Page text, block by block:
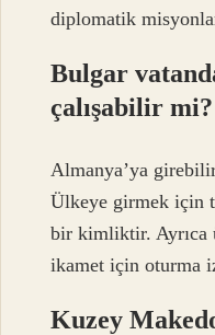
diplomatik
Bulgar
çalışabilir mi?
Almanya’ya
Ülkeye girmek için
bir kimliktir. Ayrıca
ikamet için oturma
Kuzey